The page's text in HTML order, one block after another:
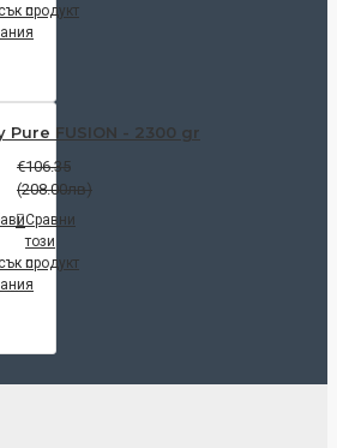
с
продукт
Pure FUSION - 2300 gr
€106.35
(208.00лв)
с
Сравни
този
продукт